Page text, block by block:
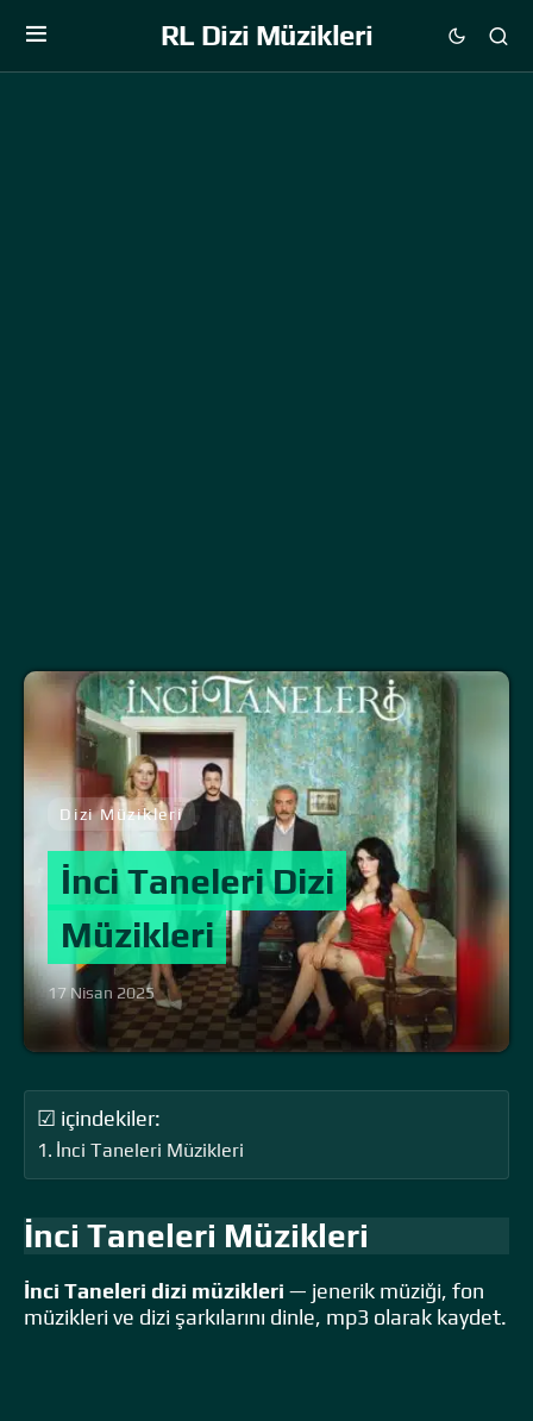
RL Dizi Müzikleri
Dizi Müzikleri
İnci Taneleri Dizi
Müzikleri
17 Nisan 2025
☑ içindekiler:
İnci Taneleri Müzikleri
İnci Taneleri Müzikleri
İnci Taneleri dizi müzikleri — jenerik müziği, fon
müzikleri ve dizi şarkılarını dinle, mp3 olarak kaydet.